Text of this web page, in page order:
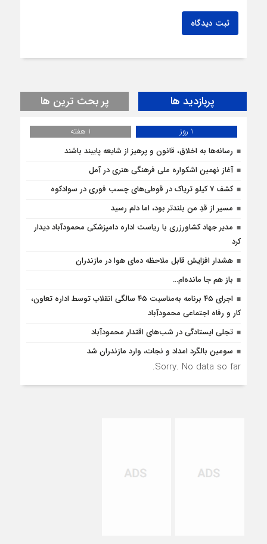
ثبت دیدگاه
پربازدید ها پر بحث ترین ها
1 روز
1 هفته
رسانه‌ها به اخلاق، قانون و پرهیز از شایعه پایبند باشند
آغاز نهمین اشکواره ملی فرهنگی هنری در آمل
کشف 7 کیلو تریاک در قوطی‌‌های چسب فوری در سوادکوه
مسیر از قدِ من بلندتر بود، اما دلم رسید
مدیر جهاد کشاورزری با ریاست اداره دامپزشکی محمودآباد دیدار
کرد
هشدار افزایش قابل ملاحظه دمای هوا در مازندران
باز هم جا مانده‌ام…
اجرای ۴۵ برنامه به‌مناسبت ۴۵ سالگی انقلاب توسط اداره تعاون،
کار و رفاه اجتماعی محمودآباد
تجلی ایستادگی در شب‌های اقتدار محمودآباد
سومین بالگرد امداد و نجات، وارد مازندران شد
Sorry. No data so far.